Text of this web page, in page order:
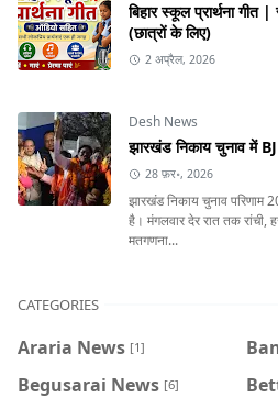
बिहार स्कूल प्रार्थना गीत
(छात्रों के लिए)
2 अप्रैल, 2026
Desh News
झारखंड निकाय चुनाव में
28 फ़र॰, 2026
झारखंड निकाय चुनाव परिणाम
है। मंगलवार देर रात तक रांची,
मतगणना...
CATEGORIES
Araria News [1]
Begusarai News [6]